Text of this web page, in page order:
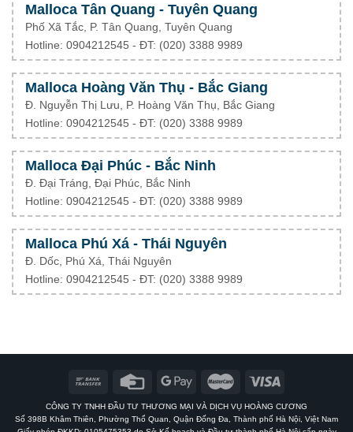
Malloca Tân Quang - Tuyên Quang
Phố Xã Tắc, P. Tân Quang, Tuyên Quang
Hotline: 0904212545 - ĐT: (020) 3388 9989
Malloca Hoàng Văn Thụ - Bắc Giang
Đ. Nguyễn Thị Lưu, P. Hoàng Văn Thụ, Bắc Giang
Hotline: 0904212545 - ĐT: (020) 3388 9989
Malloca Đại Phúc - Bắc Ninh
Đ. Đại Tráng, Đại Phúc, Bắc Ninh
Hotline: 0904212545 - ĐT: (020) 3388 9989
Malloca Phú Xá - Thái Nguyên
Đ. Dốc, Phú Xá, Thái Nguyên
Hotline: 0904212545 - ĐT: (020) 3388 9989
CÔNG TY TNHH ĐẦU TƯ THƯƠNG MẠI VÀ DỊCH VỤ HOÀNG CƯƠNG
Số 398B Khâm Thiên, Phường Thổ Quan, Quận Đống Đa, Thành phố Hà Nội, Việt Nam